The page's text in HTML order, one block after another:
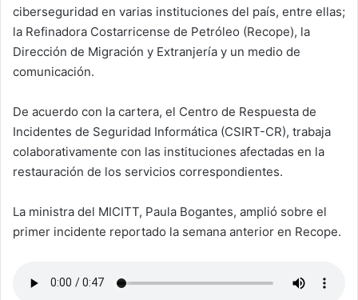
ciberseguridad en varias instituciones del país, entre ellas;
la Refinadora Costarricense de Petróleo (Recope), la
Dirección de Migración y Extranjería y un medio de
comunicación.
De acuerdo con la cartera, el Centro de Respuesta de
Incidentes de Seguridad Informática (CSIRT-CR), trabaja
colaborativamente con las instituciones afectadas en la
restauración de los servicios correspondientes.
La ministra del MICITT, Paula Bogantes, amplió sobre el
primer incidente reportado la semana anterior en Recope.